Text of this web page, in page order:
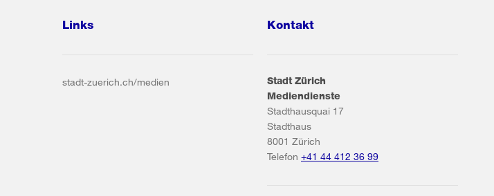
Links
stadt-zuerich.ch/medien
Kontakt
Stadt Zürich
Mediendienste
Stadthausquai 17
Stadthaus
8001 Zürich
Telefon +41 44 412 36 99